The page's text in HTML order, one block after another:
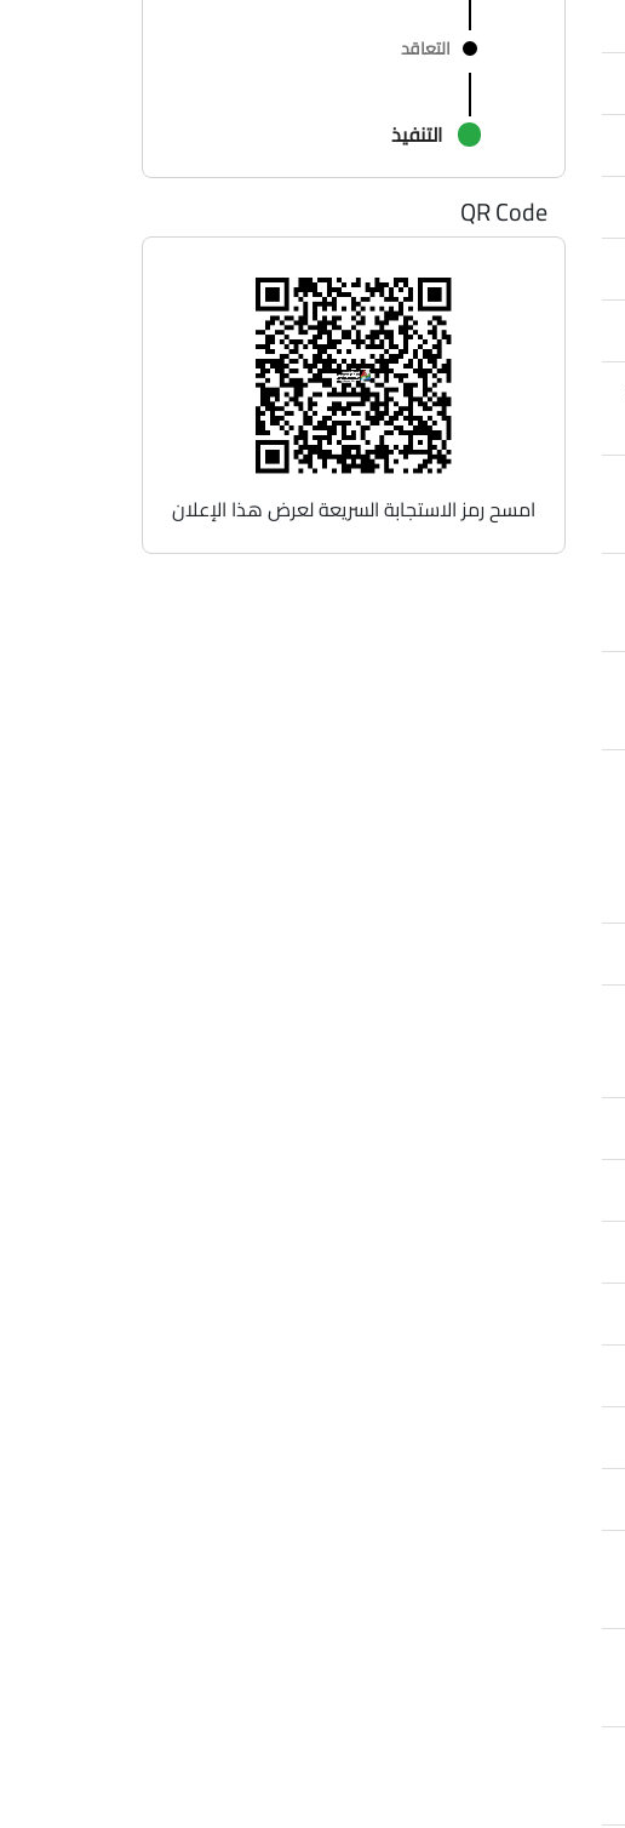
التعاقد
التنفيذ
QR Code
امسح رمز الاستجابة السريعة لعرض هذا الإعلان